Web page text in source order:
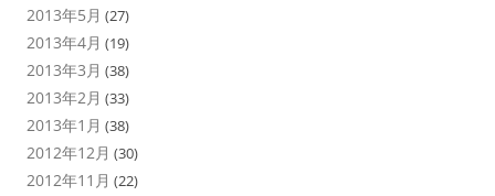
2013年5月 (27)
2013年4月 (19)
2013年3月 (38)
2013年2月 (33)
2013年1月 (38)
2012年12月 (30)
2012年11月 (22)